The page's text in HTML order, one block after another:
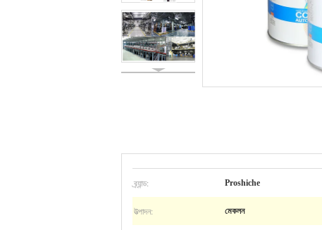
ব্র্যান্ড: Proshiche
উত্পাদন: মেকলন